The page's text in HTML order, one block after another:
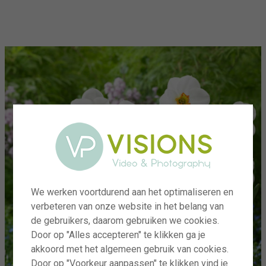
We werken voortdurend aan het optimaliseren en
verbeteren van onze website in het belang van
de gebruikers, daarom gebruiken we cookies.
Door op "Alles accepteren" te klikken ga je
akkoord met het algemeen gebruik van cookies.
Door op "Voorkeur aanpassen" te klikken vind je